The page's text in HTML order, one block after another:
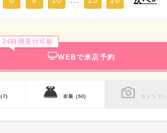
WEBで来店予約
24時間受付可能
(7) 衣装 (50) カメラマン